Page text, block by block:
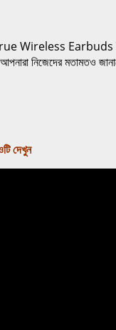
Wireless Earbuds
নিজেদের মতামতও
দেখুন